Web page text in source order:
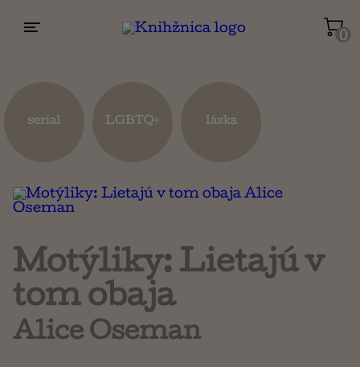
0
Náboženstvo a ezoterika
serial LGBTQ+ láska
Motýliky: Lietajú v
tom obaja
Alice Oseman